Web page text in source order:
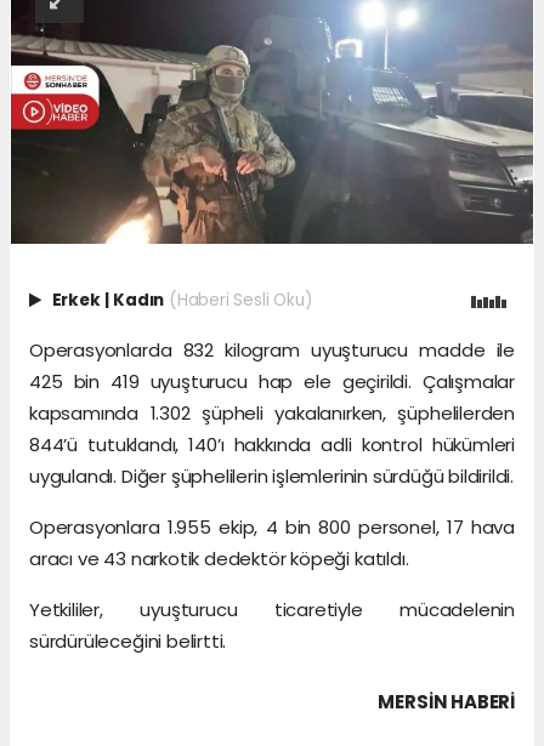
Erkek | Kadın (Haberi Sesli Oku)
Operasyonlarda 832 kilogram uyuşturucu madde ile
425 bin 419 uyuşturucu hap ele geçirildi. Çalışmalar
kapsamında 1.302 şüpheli yakalanırken, şüphelilerden
844’ü tutuklandı, 140’ı hakkında adli kontrol hükümleri
uygulandı. Diğer şüphelilerin işlemlerinin sürdüğü bildirildi.
Operasyonlara 1.955 ekip, 4 bin 800 personel, 17 hava
aracı ve 43 narkotik dedektör köpeği katıldı.
Yetkililer, uyuşturucu ticaretiyle mücadelenin
sürdürüleceğini belirtti.
MERSIN HABERİ